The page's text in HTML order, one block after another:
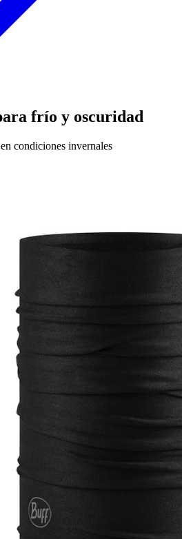
frío y oscuridad
condiciones invernales